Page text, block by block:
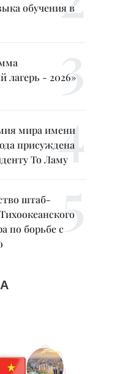
обучения в
лагерь - 2026»
мира имени
присуждена
То Ламу
штаб-
по борьбе с